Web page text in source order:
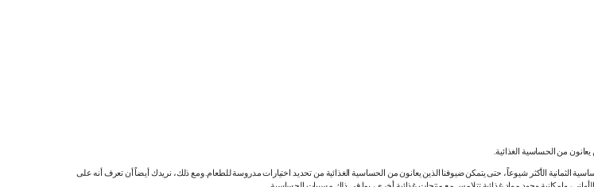
يعانون من الحساسية الغذائية.
الثمانية الأكثر شيوعاً، حتى يتمكن ضيوفنا الذين يعانون من الحساسية الغذائية من تحديد اختيارات مدروسة للطعام. ومع ذلك، نريدك أيضاً أن تعرف أنه على